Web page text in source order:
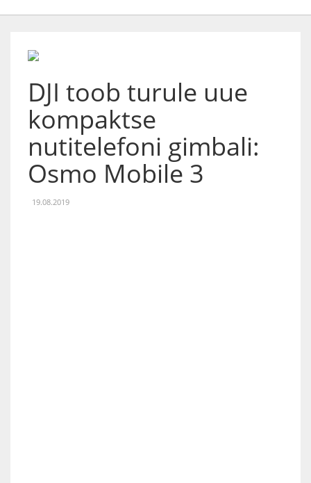
DJI toob turule uue
kompaktse
nutitelefoni gimbali:
Osmo Mobile 3
19.08.2019